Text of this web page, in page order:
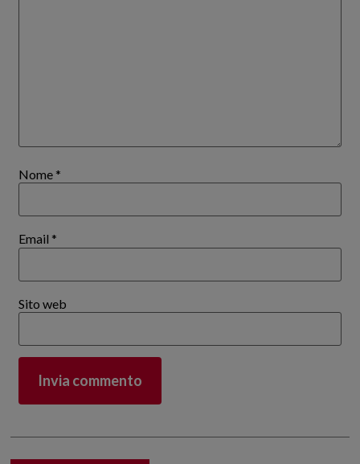
Nome *
Email *
Sito web